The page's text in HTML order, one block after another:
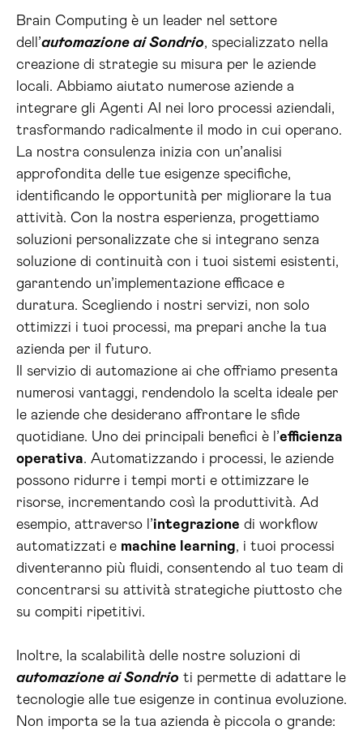
Brain Computing è un leader nel settore
dell’automazione ai Sondrio, specializzato nella
creazione di strategie su misura per le aziende
locali. Abbiamo aiutato numerose aziende a
integrare gli Agenti AI nei loro processi aziendali,
trasformando radicalmente il modo in cui operano.
La nostra consulenza inizia con un’analisi
approfondita delle tue esigenze specifiche,
identificando le opportunità per migliorare la tua
attività. Con la nostra esperienza, progettiamo
soluzioni personalizzate che si integrano senza
soluzione di continuità con i tuoi sistemi esistenti,
garantendo un’implementazione efficace e
duratura. Scegliendo i nostri servizi, non solo
ottimizzi i tuoi processi, ma prepari anche la tua
azienda per il futuro.
Il servizio di automazione ai che offriamo presenta
numerosi vantaggi, rendendolo la scelta ideale per
le aziende che desiderano affrontare le sfide
quotidiane. Uno dei principali benefici è l’efficienza
operativa. Automatizzando i processi, le aziende
possono ridurre i tempi morti e ottimizzare le
risorse, incrementando così la produttività. Ad
esempio, attraverso l’integrazione di workflow
automatizzati e machine learning, i tuoi processi
diventeranno più fluidi, consentendo al tuo team di
concentrarsi su attività strategiche piuttosto che
su compiti ripetitivi.
Inoltre, la scalabilità delle nostre soluzioni di
automazione ai Sondrio ti permette di adattare le
tecnologie alle tue esigenze in continua evoluzione.
Non importa se la tua azienda è piccola o grande: